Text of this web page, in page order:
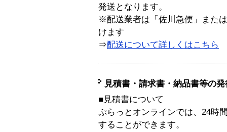
発送となります。
※配送業者は「佐川急便」また
けます
⇒配送について詳しくはこちら
見積書・請求書・納品書等の
■見積書について
ぷらっとオンラインでは、24時
することができます。